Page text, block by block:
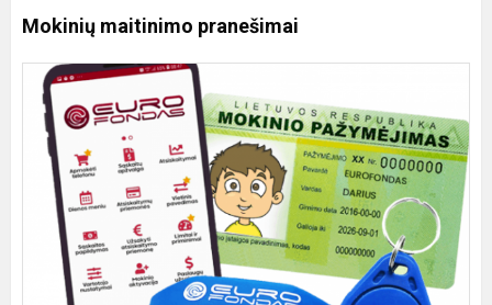
Mokinių maitinimo pranešimai